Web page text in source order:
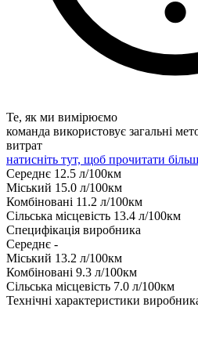
Те, як ми вимірюємо
команда використовує загальні
витрат
натисніть тут, щоб прочитати
Середнє 12.5 л/100км
Міський 15.0 л/100км
Комбіновані 11.2 л/100км
Сільська місцевість 13.4 л/100км
Специфікація виробника
Середнє -
Міський 13.2 л/100км
Комбіновані 9.3 л/100км
Сільська місцевість 7.0 л/100км
Технічні характеристики